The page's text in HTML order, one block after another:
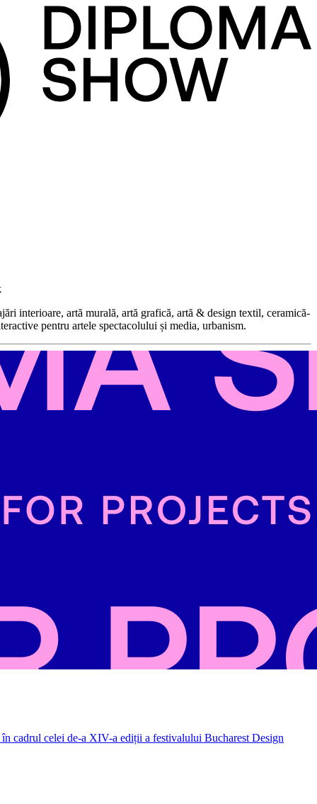
interioare, artă murală, artă grafică, artă & design textil, ceramică-
pentru artele spectacolului și media, urbanism.
cadrul celei de-a XIV-a ediții a festivalului Bucharest Design